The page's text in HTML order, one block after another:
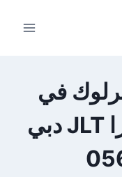
في
أبراج بحيرات جميرا JLT دبي